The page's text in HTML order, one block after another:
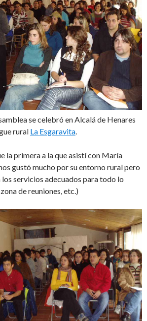
se celebró en Alcalá de Henares
rural La Esgaravita.
la primera a la que asistí con María
gustó mucho por su entorno rural pero
servicios adecuados para todo lo
de reuniones, etc.)